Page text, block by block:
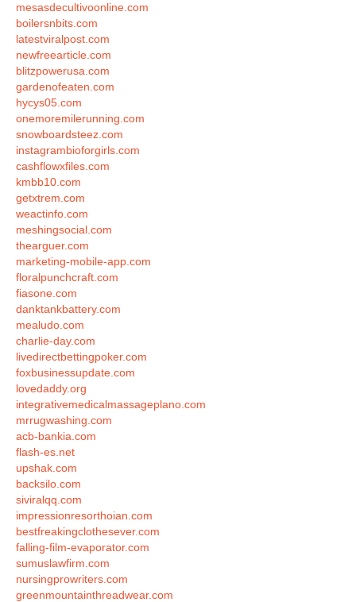
mesasdecultivoonline.com
boilersnbits.com
latestviralpost.com
newfreearticle.com
blitzpowerusa.com
gardenofeaten.com
hycys05.com
onemoremilerunning.com
snowboardsteez.com
instagrambioforgirls.com
cashflowxfiles.com
kmbb10.com
getxtrem.com
weactinfo.com
meshingsocial.com
thearguer.com
marketing-mobile-app.com
floralpunchcraft.com
fiasone.com
danktankbattery.com
mealudo.com
charlie-day.com
livedirectbettingpoker.com
foxbusinessupdate.com
lovedaddy.org
integrativemedicalmassageplano.com
mrrugwashing.com
acb-bankia.com
flash-es.net
upshak.com
backsilo.com
siviralqq.com
impressionresorthoian.com
bestfreakingclothesever.com
falling-film-evaporator.com
sumuslawfirm.com
nursingprowriters.com
greenmountainthreadwear.com